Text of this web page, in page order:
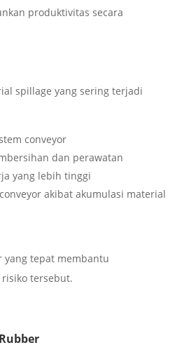
produktivitas secara
spillage yang sering terjadi
conveyor
dan perawatan
yang lebih tinggi
akibat akumulasi material
yang tepat membantu
tersebut.